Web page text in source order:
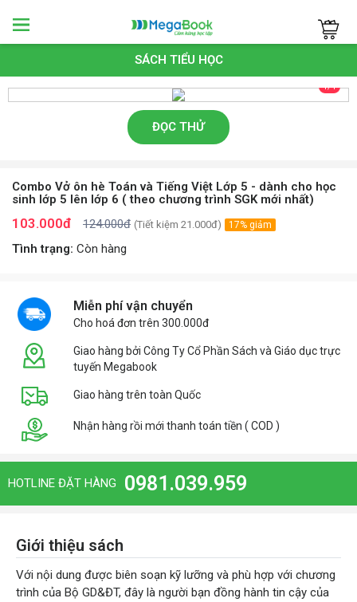
Megabook
SÁCH TIỂU HỌC
1/1
ĐỌC THỬ
Combo Vở ôn hè Toán và Tiếng Việt Lớp 5 - dành cho học
sinh lớp 5 lên lớp 6 ( theo chương trình SGK mới nhất)
103.000đ 124.000đ (Tiết kiệm 21.000đ) 17% giảm
Tình trạng: Còn hàng
Miễn phí vận chuyển
Cho hoá đơn trên 300.000đ
Giao hàng bởi Công Ty Cổ Phần Sách và Giáo dục trực
tuyến Megabook
Giao hàng trên toàn Quốc
Nhận hàng rồi mới thanh toán tiền ( COD )
HOTLINE ĐẶT HÀNG 0981.039.959
Giới thiệu sách
Với nội dung được biên soạn kỹ lưỡng và phù hợp với chương
trình của Bộ GD&ĐT, đây là người bạn đồng hành tin cậy của